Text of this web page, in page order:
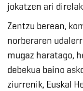
jokatzen ari
Zentzu berean,
norberaren
mugaz haratago,
debekua baino
ziurrenik, Euskal